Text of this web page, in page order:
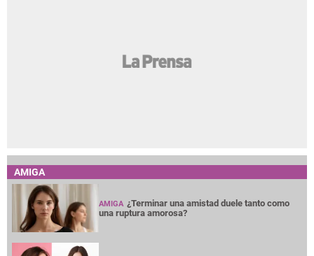
AMIGA
AMIGA ¿Terminar una amistad duele tanto como
una ruptura amorosa?